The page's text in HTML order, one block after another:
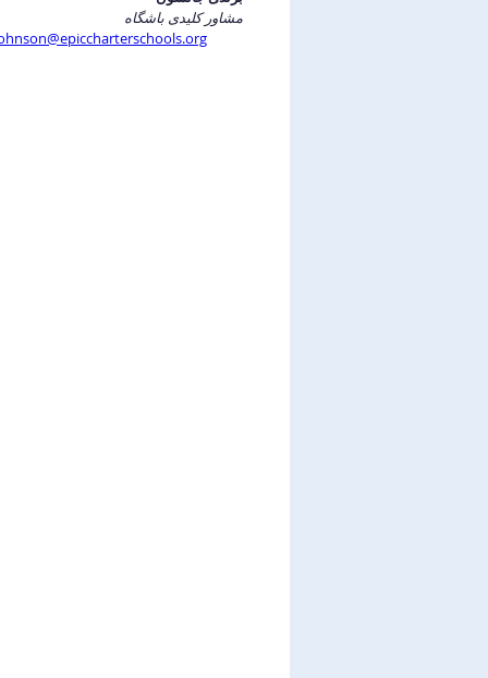
مشاور کلیدی باشگاه